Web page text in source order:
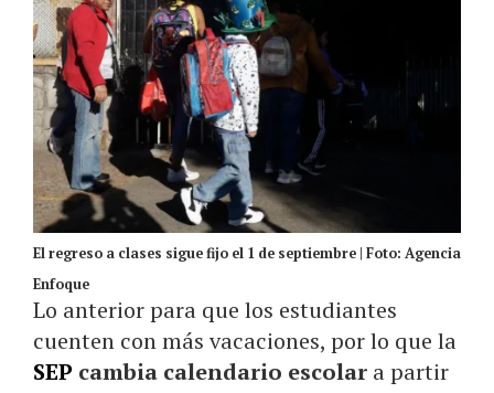
El regreso a clases sigue fijo el 1 de septiembre | Foto: Agencia
Enfoque
Lo anterior para que los estudiantes
cuenten con más vacaciones, por lo que la
SEP cambia calendario escolar a partir